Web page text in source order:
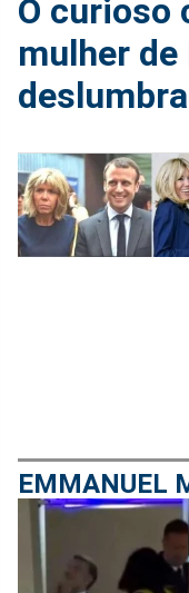
O curioso
mulher de
EMMANUEL